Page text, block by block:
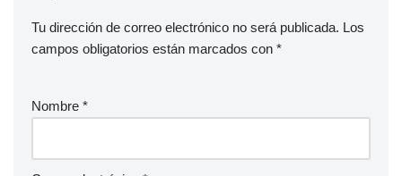
Tu dirección de correo electrónico no será publicada. Los
campos obligatorios están marcados con *
Nombre *